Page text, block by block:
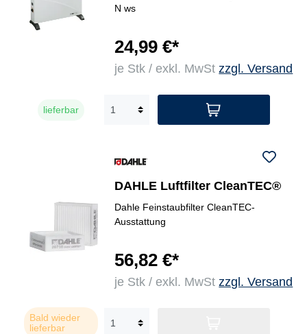
N ws
24,99 €*
je Stk / exkl. MwStzzgl. Versand
lieferbar
DAHLE Luftfilter CleanTEC®
Dahle Feinstaubfilter CleanTEC-
Ausstattung
56,82 €*
je Stk / exkl. MwStzzgl. Versand
Bald wieder
lieferbar